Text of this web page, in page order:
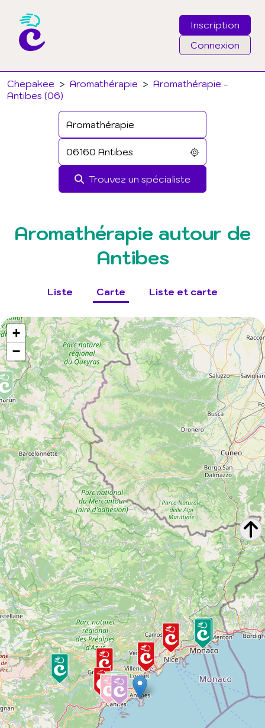
Inscription
Connexion
Chepakee > Aromathérapie > Aromathérapie -
Antibes (06)
Trouvez un spécialiste
Email
Mot de passe
J'ai oublié mon mot de passe
Connexion
Aromathérapie autour de
Antibes
Liste Carte Liste et carte
+
−